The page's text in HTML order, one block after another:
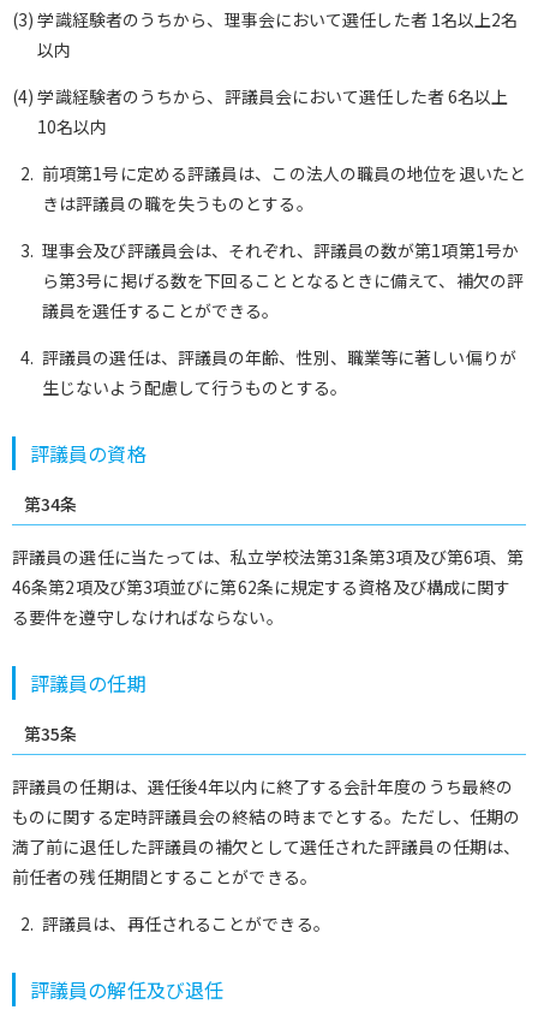
(3) 学識経験者のうちから、理事会において選任した者 1名以上2名
以内
(4) 学識経験者のうちから、評議員会において選任した者 6名以上
10名以内
前項第1号に定める評議員は、この法人の職員の地位を退いたと
きは評議員の職を失うものとする。
理事会及び評議員会は、それぞれ、評議員の数が第1項第1号か
ら第3号に掲げる数を下回ることとなるときに備えて、補欠の評
議員を選任することができる。
評議員の選任は、評議員の年齢、性別、職業等に著しい偏りが
生じないよう配慮して行うものとする。
評議員の資格
第34条
評議員の選任に当たっては、私立学校法第31条第3項及び第6項、第
46条第2項及び第3項並びに第62条に規定する資格及び構成に関す
る要件を遵守しなければならない。
評議員の任期
第35条
評議員の任期は、選任後4年以内に終了する会計年度のうち最終の
ものに関する定時評議員会の終結の時までとする。ただし、任期の
満了前に退任した評議員の補欠として選任された評議員の任期は、
前任者の残任期間とすることができる。
評議員は、再任されることができる。
評議員の解任及び退任